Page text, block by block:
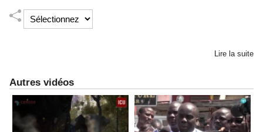
Lire la suite
Autres vidéos